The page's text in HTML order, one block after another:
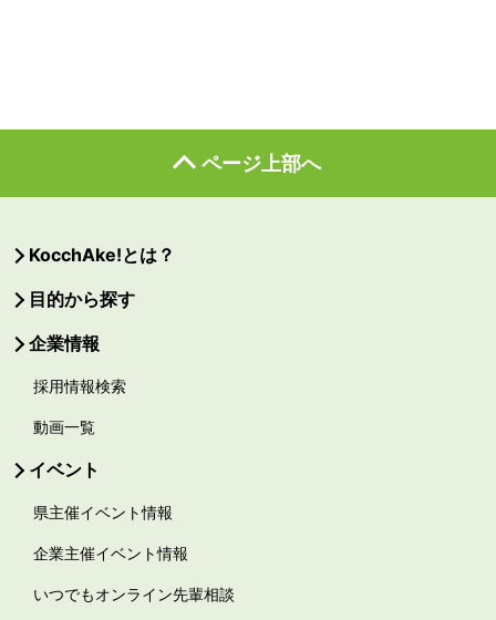
ページ上部へ
KocchAke!とは？
目的から探す
企業情報
採用情報検索
動画一覧
イベント
県主催イベント情報
企業主催イベント情報
いつでもオンライン先輩相談